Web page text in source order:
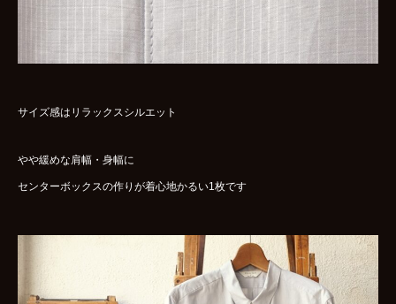
サイズ感はリラックスシルエット
やや緩めな肩幅・身幅に
センターボックスの作りが着心地かるい1枚です